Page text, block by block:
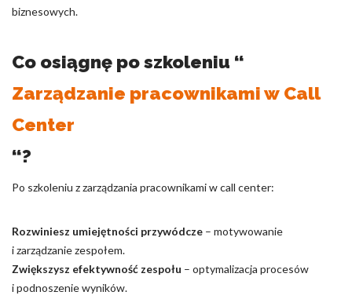
biznesowych.
Co osiągnę po szkoleniu “
Zarządzanie pracownikami w Call
Center
“?
Po szkoleniu z zarządzania pracownikami w call center:
Rozwiniesz umiejętności przywódcze – motywowanie
i zarządzanie zespołem.
Zwiększysz efektywność zespołu – optymalizacja procesów
i podnoszenie wyników.